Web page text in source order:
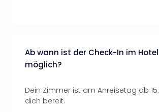
Ab wann ist der Check-In im Hotel
möglich?
Dein Zimmer ist am Anreisetag ab
dich bereit.